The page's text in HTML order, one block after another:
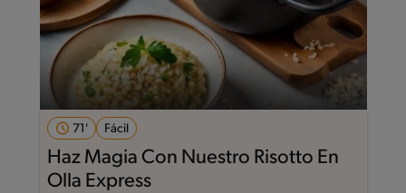
71' Fácil
Haz Magia Con Nuestro Risotto En
Olla Express